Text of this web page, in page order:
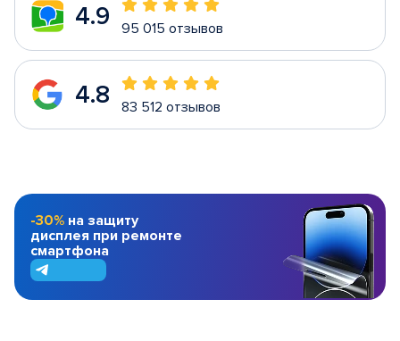
4.9 95 015 отзывов
4.8 83 512 отзывов
-30% на защиту
дисплея при ремонте
смартфона